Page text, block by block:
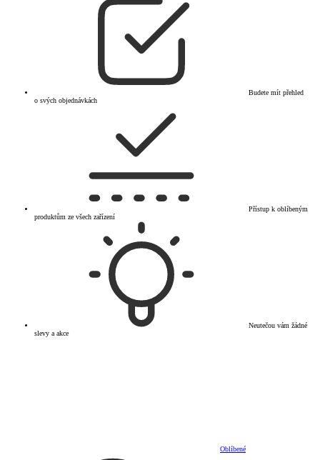
Budete mít přehled
o svých objednávkách
Přístup k oblíbeným
produktům ze všech zařízení
Neutečou vám žádné
slevy a akce
Oblíbené